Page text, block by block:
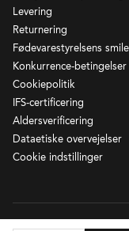
Levering
Returnering
Fødevarestyrelsens
Konkurrence-betingelser
Cookiepolitik
IFS-certificering
Aldersverificering
Dataetiske overvejelser
Cookie indstillinger